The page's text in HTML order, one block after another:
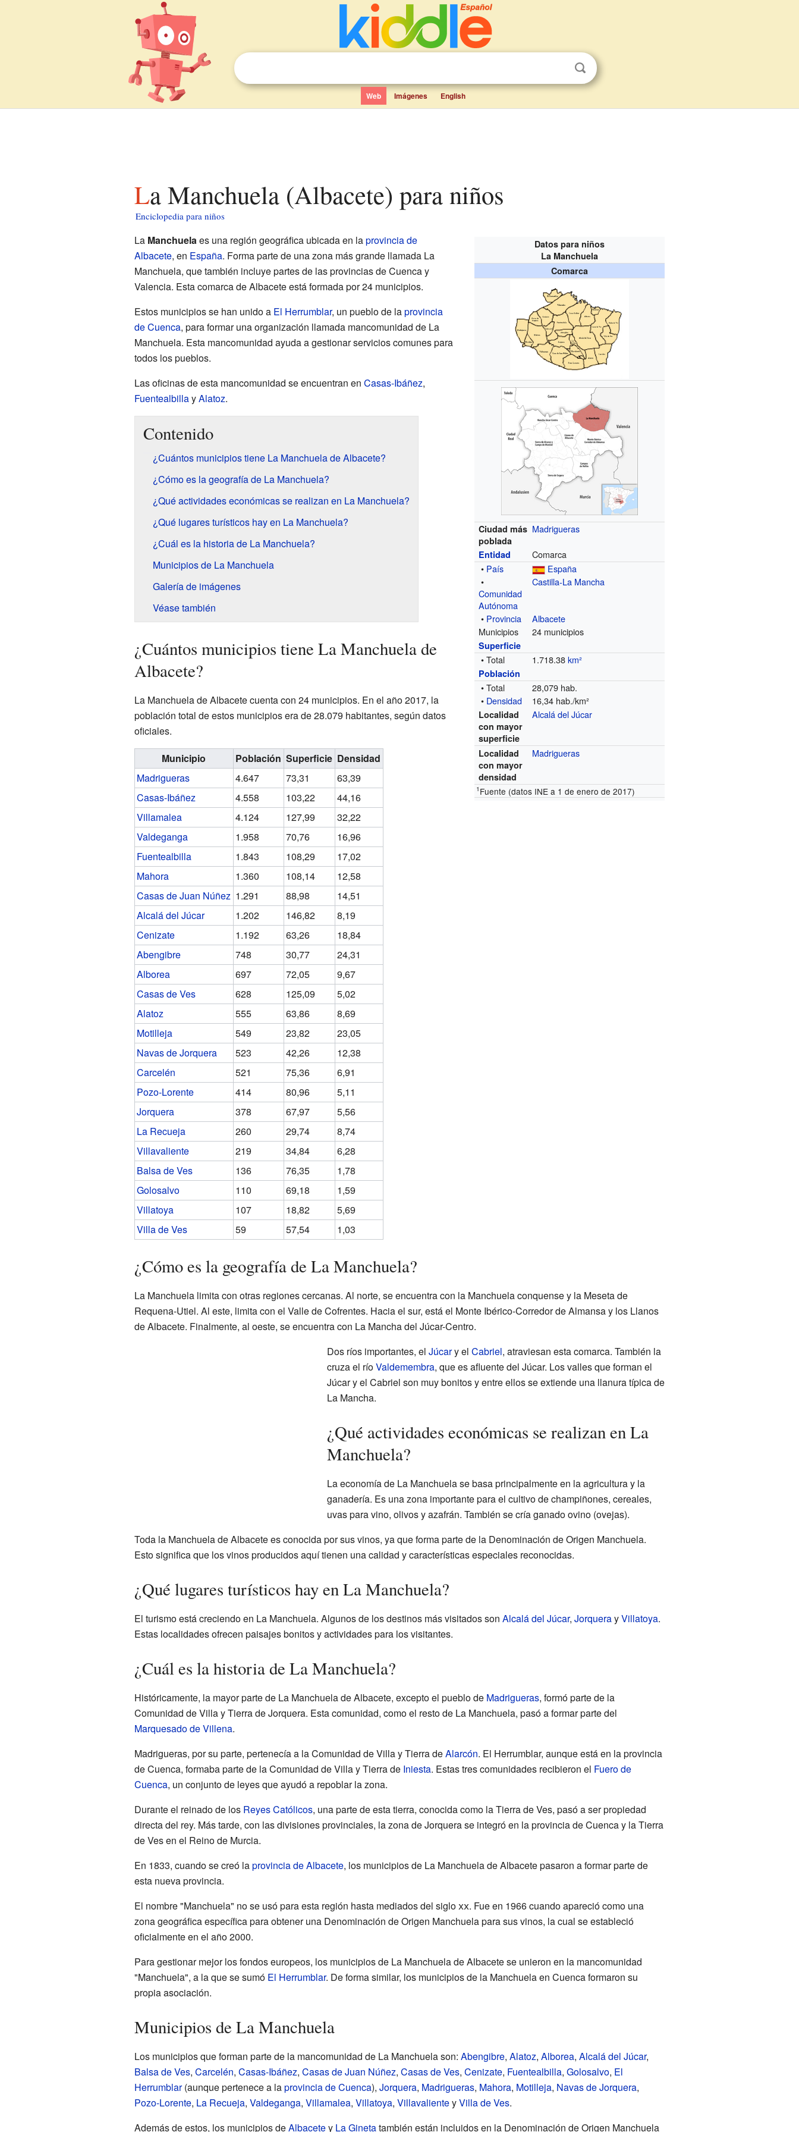
Web Imágenes English
La Manchuela (Albacete) para niños
Enciclopedia para niños
Datos para niños
La Manchuela
Comarca
Ciudad más
poblada
Madrigueras
Entidad
Comarca
• País
España
•
Comunidad
Autónoma
Castilla-La Mancha
• Provincia
Albacete
Municipios
24 municipios
Superficie
• Total 1.718.38km²
Población
• Total
28,079 hab.
• Densidad 16,34 hab./km²
Localidad
con mayor
superficie
Alcalá del Júcar
Localidad
con mayor
densidad
Madrigueras
1 Fuente (datos INE a 1 de enero de 2017)
La Manchuelaes una región geográfica ubicada en laprovincia de
Albacete, en España. Forma parte de una zona más grande llamada La
Manchuela, que también incluye partes de las provincias de Cuenca y
Valencia. Esta comarca de Albacete está formada por 24 municipios.
Estos municipios se han unido a El Herrumblar, un pueblo de laprovincia
de Cuenca, para formar una organización llamada mancomunidad de La
Manchuela. Esta mancomunidad ayuda a gestionar servicios comunes para
todos los pueblos.
Las oficinas de esta mancomunidad se encuentran en Casas-Ibáñez,
FuentealbillayAlatoz.
Contenido
¿Cuántos municipios tiene La Manchuela de Albacete?
¿Cómo es la geografía de La Manchuela?
¿Qué actividades económicas se realizan en La Manchuela?
¿Qué lugares turísticos hay en La Manchuela?
¿Cuál es la historia de La Manchuela?
Municipios de La Manchuela
Galería de imágenes
Véase también
¿Cuántos municipios tiene La Manchuela de
Albacete?
La Manchuela de Albacete cuenta con 24 municipios. En el año 2017, la
población total de estos municipios era de 28.079 habitantes, según datos
oficiales.
Municipio
Población Superficie Densidad
Madrigueras
4.647 73,31
63,39
Casas-Ibáñez
4.558 103,22
44,16
Villamalea
4.124 127,99
32,22
Valdeganga
1.958 70,76
16,96
Fuentealbilla
1.843 108,29
17,02
Mahora
1.360 108,14
12,58
Casas de Juan Núñez 1.291 88,98
14,51
Alcalá del Júcar
1.202 146,82
8,19
Cenizate
1.192 63,26
18,84
Abengibre
748 30,77
24,31
Alborea
697 72,05
9,67
Casas de Ves
628 125,09
5,02
Alatoz
555 63,86
8,69
Motilleja
549 23,82
23,05
Navas de Jorquera
523 42,26
12,38
Carcelén
521 75,36
6,91
Pozo-Lorente
414 80,96
5,11
Jorquera
378 67,97
5,56
La Recueja
260 29,74
8,74
Villavaliente
219 34,84
6,28
Balsa de Ves
136 76,35
1,78
Golosalvo
110 69,18
1,59
Villatoya
107 18,82
5,69
Villa de Ves
59 57,54 1,03
¿Cómo es la geografía de La Manchuela?
La Manchuela limita con otras regiones cercanas. Al norte, se encuentra con la Manchuela conquense y la Meseta de
Requena-Utiel. Al este, limita con el Valle de Cofrentes. Hacia el sur, está el Monte Ibérico-Corredor de Almansa y los Llanos
de Albacete. Finalmente, al oeste, se encuentra con La Mancha del Júcar-Centro.
Dos ríos importantes, el Júcary el Cabriel, atraviesan esta comarca. También la
cruza el ríoValdemembra, que es afluente del Júcar. Los valles que forman el
Júcar y el Cabriel son muy bonitos y entre ellos se extiende una llanura típica de
La Mancha.
¿Qué actividades económicas se realizan en La
Manchuela?
La economía de La Manchuela se basa principalmente en la agricultura y la
ganadería. Es una zona importante para el cultivo de champiñones, cereales,
uvas para vino, olivos y azafrán. También se cría ganado ovino (ovejas).
Toda la Manchuela de Albacete es conocida por sus vinos, ya que forma parte de la Denominación de Origen Manchuela.
Esto significa que los vinos producidos aquí tienen una calidad y características especiales reconocidas.
¿Qué lugares turísticos hay en La Manchuela?
El turismo está creciendo en La Manchuela. Algunos de los destinos más visitados son Alcalá del Júcar, JorquerayVillatoya.
Estas localidades ofrecen paisajes bonitos y actividades para los visitantes.
¿Cuál es la historia de La Manchuela?
Históricamente, la mayor parte de La Manchuela de Albacete, excepto el pueblo de Madrigueras, formó parte de la
Comunidad de Villa y Tierra de Jorquera. Esta comunidad, como el resto de La Manchuela, pasó a formar parte del
Marquesado de Villena.
Madrigueras, por su parte, pertenecía a la Comunidad de Villa y Tierra deAlarcón. El Herrumblar, aunque está en la provincia
de Cuenca, formaba parte de la Comunidad de Villa y Tierra de Iniesta. Estas tres comunidades recibieron el Fuero de
Cuenca, un conjunto de leyes que ayudó a repoblar la zona.
Durante el reinado de los Reyes Católicos, una parte de esta tierra, conocida como la Tierra de Ves, pasó a ser propiedad
directa del rey. Más tarde, con las divisiones provinciales, la zona de Jorquera se integró en la provincia de Cuenca y la Tierra
de Ves en el Reino de Murcia.
En 1833, cuando se creó laprovincia de Albacete, los municipios de La Manchuela de Albacete pasaron a formar parte de
esta nueva provincia.
El nombre "Manchuela" no se usó para esta región hasta mediados del sigloxx. Fue en 1966 cuando apareció como una
zona geográfica específica para obtener una Denominación de Origen Manchuela para sus vinos, la cual se estableció
oficialmente en el año 2000.
Para gestionar mejor los fondos europeos, los municipios de La Manchuela de Albacete se unieron en la mancomunidad
"Manchuela", a la que se sumó El Herrumblar. De forma similar, los municipios de la Manchuela en Cuenca formaron su
propia asociación.
Municipios de La Manchuela
Los municipios que forman parte de la mancomunidad de La Manchuela son: Abengibre, Alatoz, Alborea, Alcalá del Júcar,
Balsa de Ves, Carcelén, Casas-Ibáñez, Casas de Juan Núñez, Casas de Ves, Cenizate, Fuentealbilla, Golosalvo, El
Herrumblar(aunque pertenece a laprovincia de Cuenca), Jorquera, Madrigueras, Mahora, Motilleja, Navas de Jorquera,
Pozo-Lorente, La Recueja, Valdeganga, Villamalea, Villatoya, VillavalienteyVilla de Ves.
Además de estos, los municipios deAlbacetey La Ginetatambién están incluidos en la Denominación de Origen Manchuela